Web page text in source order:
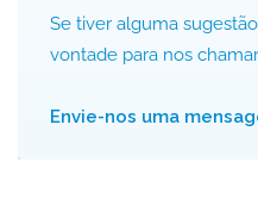
Se tiver alguma
vontade para nos
Envie-nos uma